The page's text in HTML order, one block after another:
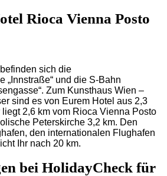
Rioca Vienna Posto
sich die
„Innstraße“ und die S-Bahn
Zum Kunsthaus Wien –
sind es von Eurem Hotel aus 2,3
liegt 2,6 km vom Rioca Vienna Posto
Peterskirche 3,2 km. Den
den internationalen Flughafen
Ihr nach 20 km.
bei HolidayCheck für